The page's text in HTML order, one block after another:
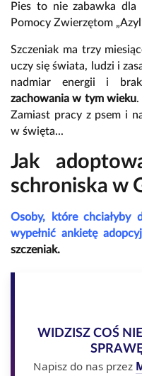
Pies to nie zabawka dla
Pomocy Zwierzętom
Szczeniak ma trzy
uczy się świata, ludzi i
nadmiar energii i
zachowania w tym wieku.
Zamiast pracy z psem i
w święta...
Jak
schroniska w
Osoby, które chciałyby
wypełnić ankietę
szczeniak.
WIDZISZ COŚ
Napisz do nas przez